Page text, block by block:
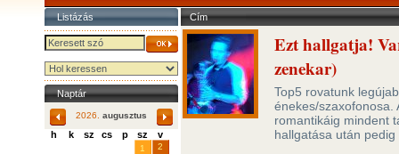
Listázás
Naptár
2026. augusztus
h k sz cs p sz v
1
2
Cím
Ezt hallgatja!
zenekar)
Top5 rovatunk
énekes/szaxofonosa.
romantikáig mindent
hallgatása után